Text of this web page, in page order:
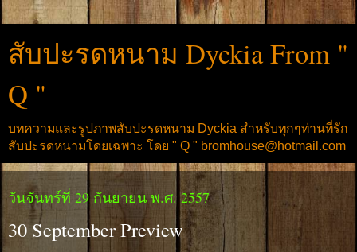
สับปะรดหนาม Dyckia From "
Q "
บทความและรูปภาพสับปะรดหนาม Dyckia สำหรับทุกๆท่านที่รัก
สับปะรดหนามโดยเฉพาะ โดย " Q " bromhouse@hotmail.com
วันจันทร์ที่ 29 กันยายน พ.ศ. 2557
30 September Preview